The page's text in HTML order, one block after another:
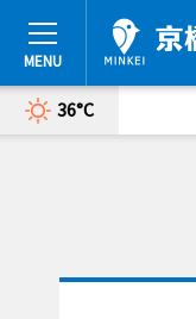
36°C